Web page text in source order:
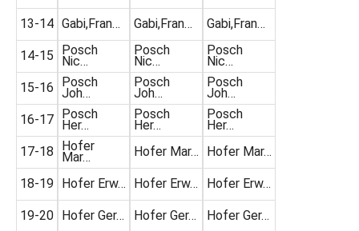
13-14
14-15
15-16
16-17
17-18
18-19
19-20
Gabi,Fran…
Posch
Nic…
Posch
Joh…
Posch
Her…
Hofer
Mar…
Hofer Erw…
Hofer Ger…
Gabi,Fran…
Posch
Nic…
Posch
Joh…
Posch
Her…
Hofer Mar…
Hofer Erw…
Hofer Ger…
Gabi,Fran…
Posch
Nic…
Posch
Joh…
Posch
Her…
Hofer Mar…
Hofer Erw…
Hofer Ger…